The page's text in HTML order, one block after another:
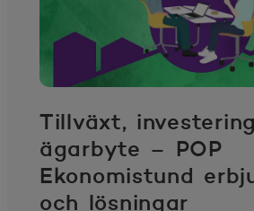
Tillväxt,
ägarbyte – POP
Ekonomistund
och lösningar